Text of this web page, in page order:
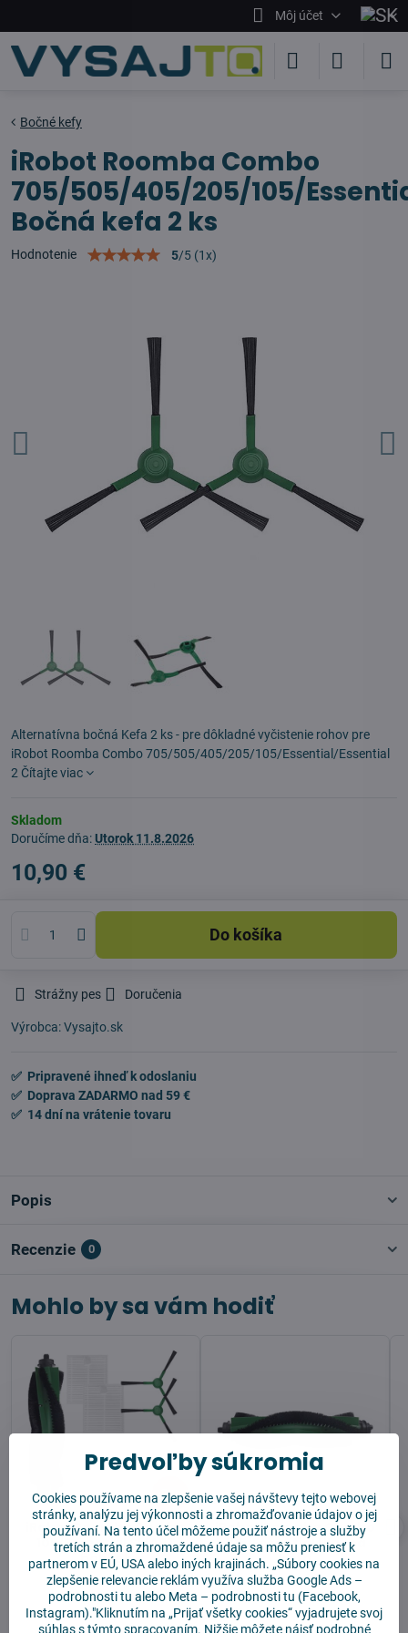
Môj účet
Bočné kefy
iRobot Roomba Combo
705/505/405/205/105/
Bočná kefa 2 ks
Hodnotenie 5/5 (1x)
Alternatívna bočná Kefa 2 ks - pre dôkladné vyčistenie rohov pre
iRobot Roomba Combo 705/505/405/205/105/Essential/Essential
2 Čítajte viac
Skladom
Doručíme dňa:Utorok 11.8.2026
10,90 €
Do košíka
Strážny pes Doručenia
Výrobca:Vysajto.sk
✅ Pripravené ihneď k odoslaniu
✅ Doprava ZADARMO nad 59 €
✅ 14 dní na vrátenie tovaru
Popis
Recenzie 0
Mohlo by sa vám hodiť
23%
iRobot Roomba Combo
105/Essential SMART
balíček
iRobot Roomba Combo
105/Essential Hlavná
kefa
Predvoľby súkromia
Cookies používame na zlepšenie vašej návštevy tejto webovej
stránky, analýzu jej výkonnosti a zhromažďovanie údajov o jej
používaní. Na tento účel môžeme použiť nástroje a služby
tretích strán a zhromaždené údaje sa môžu preniesť k
partnerom v EÚ, USA alebo iných krajinách. „Súbory cookies na
zlepšenie relevancie reklám využíva služba Google Ads –
podrobnosti tu alebo Meta – podrobnosti tu (Facebook,
Instagram)."Kliknutím na „Prijať všetky cookies“ vyjadrujete svoj
súhlas s týmto spracovaním. Nižšie môžete nájsť podrobné